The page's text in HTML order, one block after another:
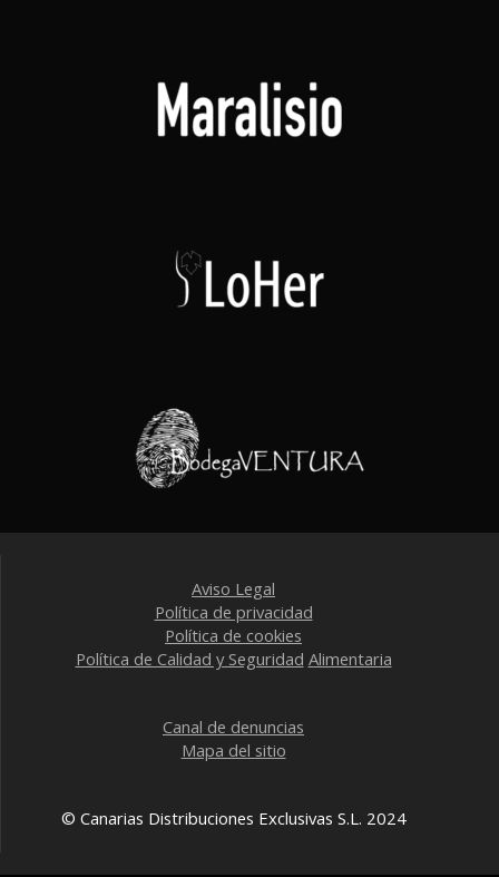
Aviso Legal
Política de privacidad
Política de cookies
Política de Calidad y Seguridad Alimentaria
Canal de denuncias
Mapa del sitio
© Canarias Distribuciones Exclusivas S.L. 2024